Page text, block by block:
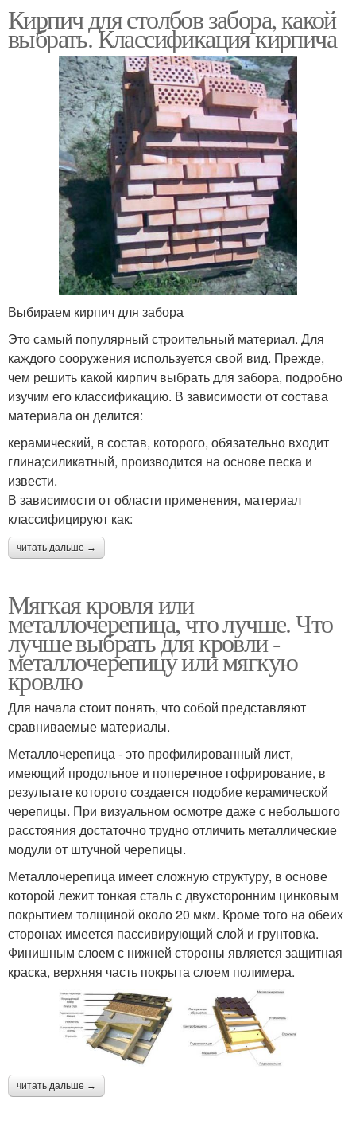
Кирпич для столбов забора, какой
выбрать. Классификация кирпича
Выбираем кирпич для забора
Это самый популярный строительный материал. Для
каждого сооружения используется свой вид. Прежде,
чем решить какой кирпич выбрать для забора, подробно
изучим его классификацию. В зависимости от состава
материала он делится:
керамический, в состав, которого, обязательно входит
глина;силикатный, производится на основе песка и
извести.
В зависимости от области применения, материал
классифицируют как:
читать дальше →
Мягкая кровля или
металлочерепица, что лучше. Что
лучше выбрать для кровли -
металлочерепицу или мягкую
кровлю
Для начала стоит понять, что собой представляют
сравниваемые материалы.
Металлочерепица - это профилированный лист,
имеющий продольное и поперечное гофрирование, в
результате которого создается подобие керамической
черепицы. При визуальном осмотре даже с небольшого
расстояния достаточно трудно отличить металлические
модули от штучной черепицы.
Металлочерепица имеет сложную структуру, в основе
которой лежит тонкая сталь с двухсторонним цинковым
покрытием толщиной около 20 мкм. Кроме того на обеих
сторонах имеется пассивирующий слой и грунтовка.
Финишным слоем с нижней стороны является защитная
краска, верхняя часть покрыта слоем полимера.
читать дальше →